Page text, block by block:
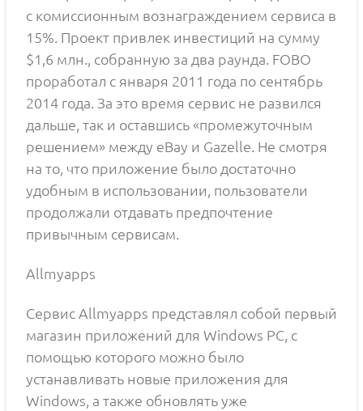
с комиссионным вознаграждением сервиса в
15%. Проект привлек инвестиций на сумму
$1,6 млн., собранную за два раунда. FOBO
проработал с января 2011 года по сентябрь
2014 года. За это время сервис не развился
дальше, так и оставшись «промежуточным
решением» между eBay и Gazelle. Не смотря
на то, что приложение было достаточно
удобным в использовании, пользователи
продолжали отдавать предпочтение
привычным сервисам.
Allmyapps
Сервис Allmyapps представлял собой первый
магазин приложений для Windows PC, с
помощью которого можно было
устанавливать новые приложения для
Windows, а также обновлять уже